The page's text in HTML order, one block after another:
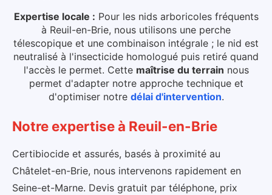
Expertise locale : Pour les nids arboricoles fréquents
à Reuil-en-Brie, nous utilisons une perche
télescopique et une combinaison intégrale ; le nid est
neutralisé à l'insecticide homologué puis retiré quand
l'accès le permet. Cette maîtrise du terrain nous
permet d'adapter notre approche technique et
d'optimiser notre délai d'intervention.
Notre expertiseà Reuil-en-Brie
Certibiocide et assurés, basés à proximité au
Châtelet-en-Brie, nous intervenons rapidement en
Seine-et-Marne. Devis gratuit par téléphone, prix